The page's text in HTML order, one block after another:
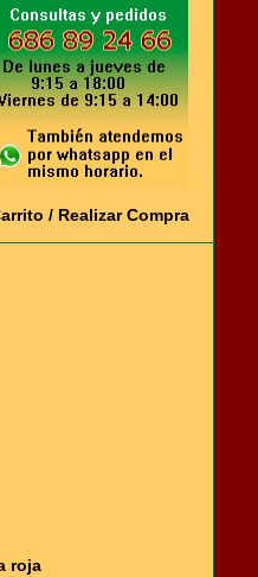
/ Realizar Compra
roja